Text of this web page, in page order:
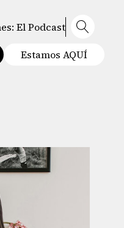
El Podcast
Estamos AQUÍ